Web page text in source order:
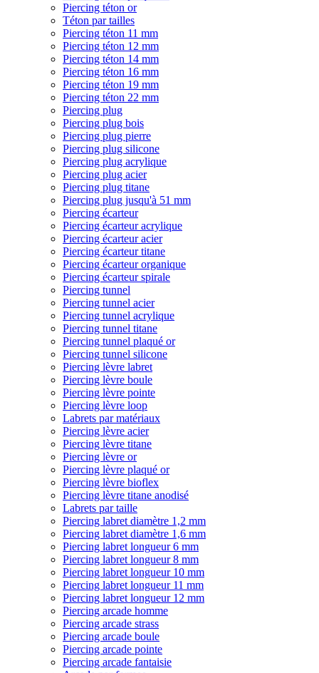
Piercing téton or
Téton par tailles
Piercing téton 11 mm
Piercing téton 12 mm
Piercing téton 14 mm
Piercing téton 16 mm
Piercing téton 19 mm
Piercing téton 22 mm
Piercing plug
Piercing plug bois
Piercing plug pierre
Piercing plug silicone
Piercing plug acrylique
Piercing plug acier
Piercing plug titane
Piercing plug jusqu'à 51 mm
Piercing écarteur
Piercing écarteur acrylique
Piercing écarteur acier
Piercing écarteur titane
Piercing écarteur organique
Piercing écarteur spirale
Piercing tunnel
Piercing tunnel acier
Piercing tunnel acrylique
Piercing tunnel titane
Piercing tunnel plaqué or
Piercing tunnel silicone
Piercing lèvre labret
Piercing lèvre boule
Piercing lèvre pointe
Piercing lèvre loop
Labrets par matériaux
Piercing lèvre acier
Piercing lèvre titane
Piercing lèvre or
Piercing lèvre plaqué or
Piercing lèvre bioflex
Piercing lèvre titane anodisé
Labrets par taille
Piercing labret diamètre 1,2 mm
Piercing labret diamètre 1,6 mm
Piercing labret longueur 6 mm
Piercing labret longueur 8 mm
Piercing labret longueur 10 mm
Piercing labret longueur 11 mm
Piercing labret longueur 12 mm
Piercing arcade homme
Piercing arcade strass
Piercing arcade boule
Piercing arcade pointe
Piercing arcade fantaisie